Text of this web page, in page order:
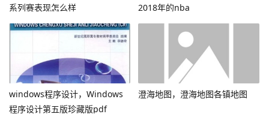
系列赛表现怎么样
2018年的nba
windows程序设计，Windows
程序设计第五版珍藏版pdf
澄海地图，澄海地图各镇地图